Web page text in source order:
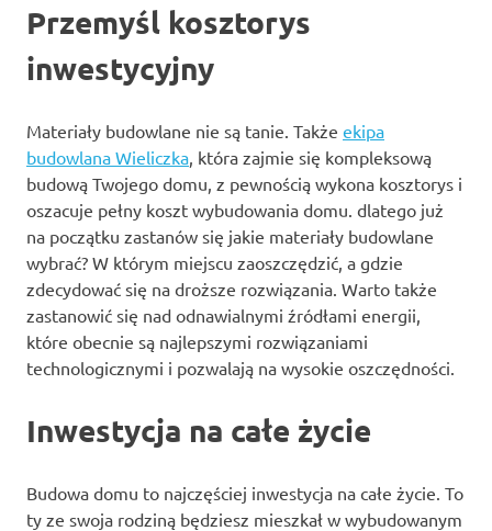
Przemyśl kosztorys
inwestycyjny
Materiały budowlane nie są tanie. Także ekipa
budowlana Wieliczka , która zajmie się kompleksową
budową Twojego domu, z pewnością wykona kosztorys i
oszacuje pełny koszt wybudowania domu. dlatego już
na początku zastanów się jakie materiały budowlane
wybrać? W którym miejscu zaoszczędzić, a gdzie
zdecydować się na droższe rozwiązania. Warto także
zastanowić się nad odnawialnymi źródłami energii,
które obecnie są najlepszymi rozwiązaniami
technologicznymi i pozwalają na wysokie oszczędności.
Inwestycja na całe życie
Budowa domu to najczęściej inwestycja na całe życie. To
ty ze swoja rodziną będziesz mieszkał w wybudowanym